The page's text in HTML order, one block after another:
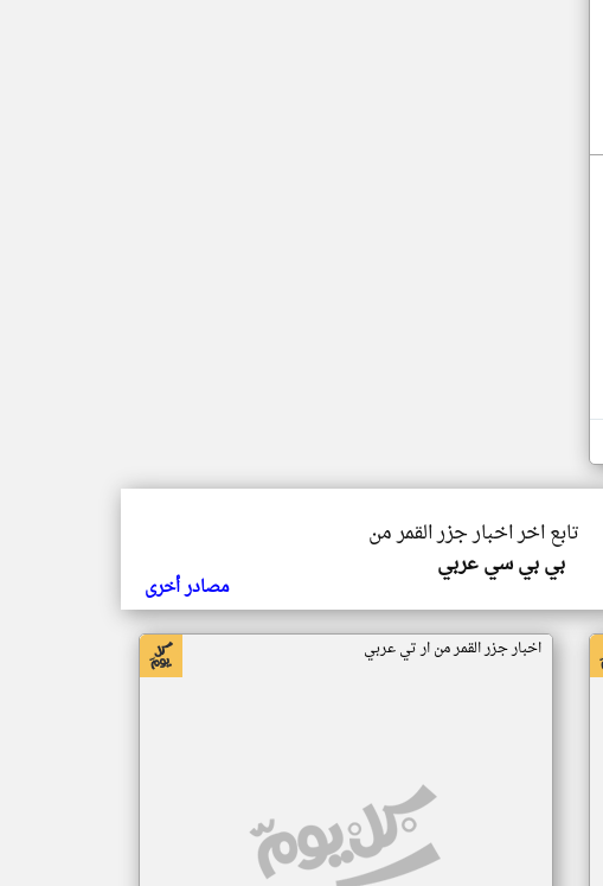
تابع اخر اخبار جزر القمر من
بي بي سي عربي
مصادر أخرى
اخبار جزر القمر من ار تي عربي